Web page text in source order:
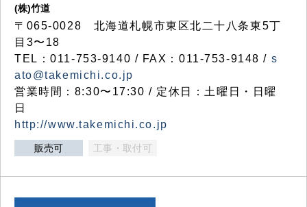
(株)竹道
〒065-0028 北海道札幌市東区北二十八条東5丁
目3〜18
TEL：011-753-9140 / FAX：011-753-9148 / s
ato@takemichi.co.jp
営業時間：8:30〜17:30 / 定休日：土曜日・日曜
日
http://www.takemichi.co.jp
販売可 工事・取付可